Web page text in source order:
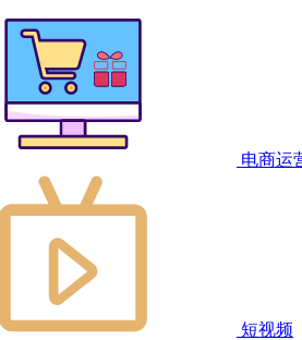
电商运
短视频